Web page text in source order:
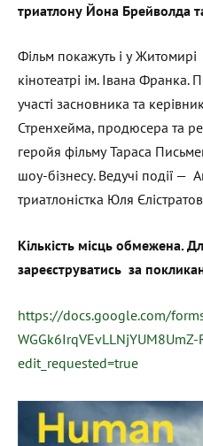
триатлону Йона Брейволда
Фільм покажуть і у
кінотеатрі ім. Івана Франка.
участі засновника та
Стренхейма, продюсера та
геройя фільму Тараса
шоу-бізнесу. Ведучі події —
триатлоністка Юля
Кількість місць обмежена.
зареєструватись за
https://docs.google.com/
edit_requested=true